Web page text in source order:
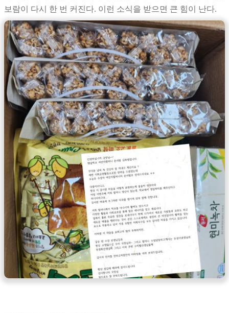
보람이 다시 한 번 커진다. 이런 소식을 받으면 큰 힘이 난다.